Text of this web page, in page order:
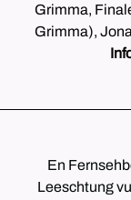
Grimma,
Grimma),
En
Leeschtung